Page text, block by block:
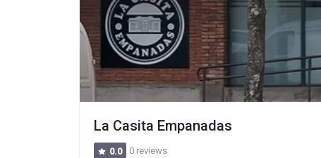
La Casita Empanadas
0.0 0 reviews